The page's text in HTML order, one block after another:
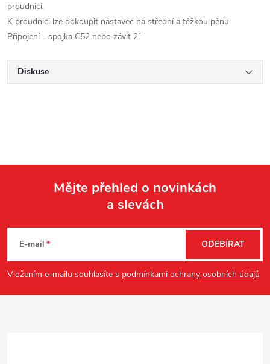
proudnici.
K proudnici lze dokoupit nástavec na střední a těžkou pěnu.
Připojení - spojka C52 nebo závit 2´
Diskuse
p
a
Mějte přehled o novinkách
a slevách
E-mail
Vložením e-mailu souhlasíte s podmínkami ochrany osobních údajů
ODEBÍRAT